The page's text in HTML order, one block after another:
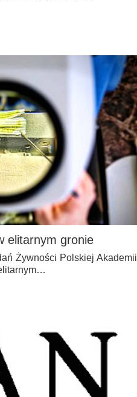
elitarnym gronie
Żywności Polskiej Akademii